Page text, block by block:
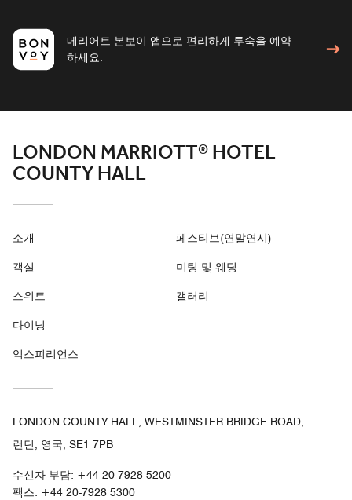
메리어트 본보이 앱으로 편리하게 투숙을 예약
하세요.
LONDON MARRIOTT® HOTEL
COUNTY HALL
소개
객실
스위트
다이닝
익스피리언스
페스티브(연말연시)
미팅 및 웨딩
갤러리
LONDON COUNTY HALL, WESTMINSTER BRIDGE ROAD,
런던, 영국, SE1 7PB
수신자 부담: +44-20-7928 5200
팩스: +44 20-7928 5300